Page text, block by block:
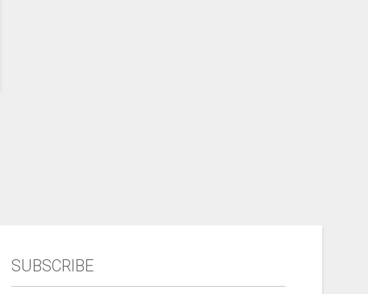
SUBSCRIBE